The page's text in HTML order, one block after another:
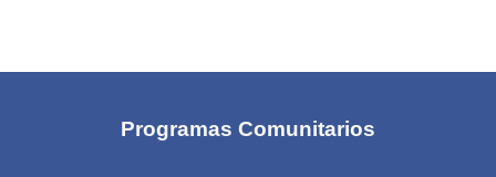
Programas Comunitarios